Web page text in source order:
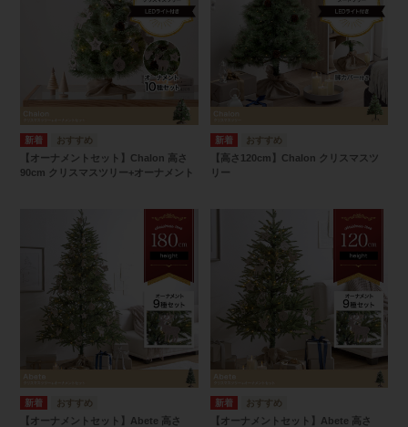
【オーナメントセット】Chalon 高さ
90cm クリスマスツリー+オーナメント
【高さ120cm】Chalon クリスマスツ
リー
【オーナメントセット】Abete 高さ
【オーナメントセット】Abete 高さ